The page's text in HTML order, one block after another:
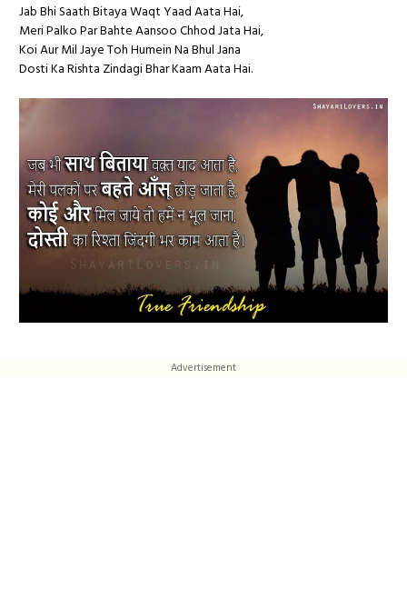
Jab Bhi Saath Bitaya Waqt Yaad Aata Hai,
Meri Palko Par Bahte Aansoo Chhod Jata Hai,
Koi Aur Mil Jaye Toh Humein Na Bhul Jana
Dosti Ka Rishta Zindagi Bhar Kaam Aata Hai.
Advertisement